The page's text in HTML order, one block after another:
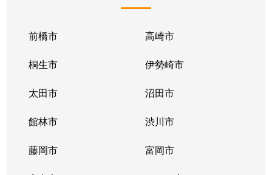
前橋市 高崎市
桐生市 伊勢崎市
太田市 沼田市
館林市 渋川市
藤岡市 富岡市